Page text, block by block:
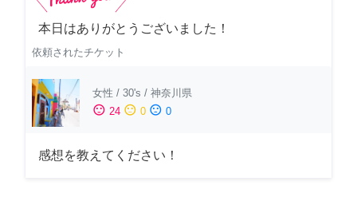
本日はありがとうございました！
依頼されたチケット
女性 / 30's / 神奈川県
sentiment_satisfied 24 sentiment_neutral 0 sentiment_dissatisfied 0
感想を教えてください！